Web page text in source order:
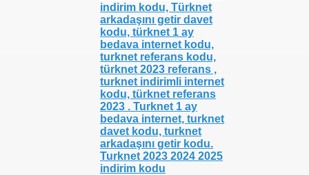
indirim kodu, Türknet
arkadaşını getir davet
kodu, türknet 1 ay
bedava internet kodu,
turknet referans kodu,
türknet 2023 referans ,
turknet indirimli internet
kodu, türknet referans
2023 . Turknet 1 ay
bedava internet, turknet
davet kodu, turknet
arkadaşını getir kodu.
Turknet 2023 2024 2025
indirim kodu